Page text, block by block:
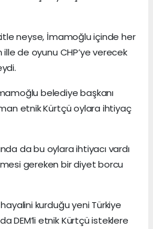
neyse, İmamoğlu içinde her
de oyunu CHP’ye verecek
belediye başkanı
etnik Kürtçü oylara ihtiyaç
da bu oylara ihtiyacı vardı
gereken bir diyet borcu
kurduğu yeni Türkiye
DEM’li etnik Kürtçü isteklere